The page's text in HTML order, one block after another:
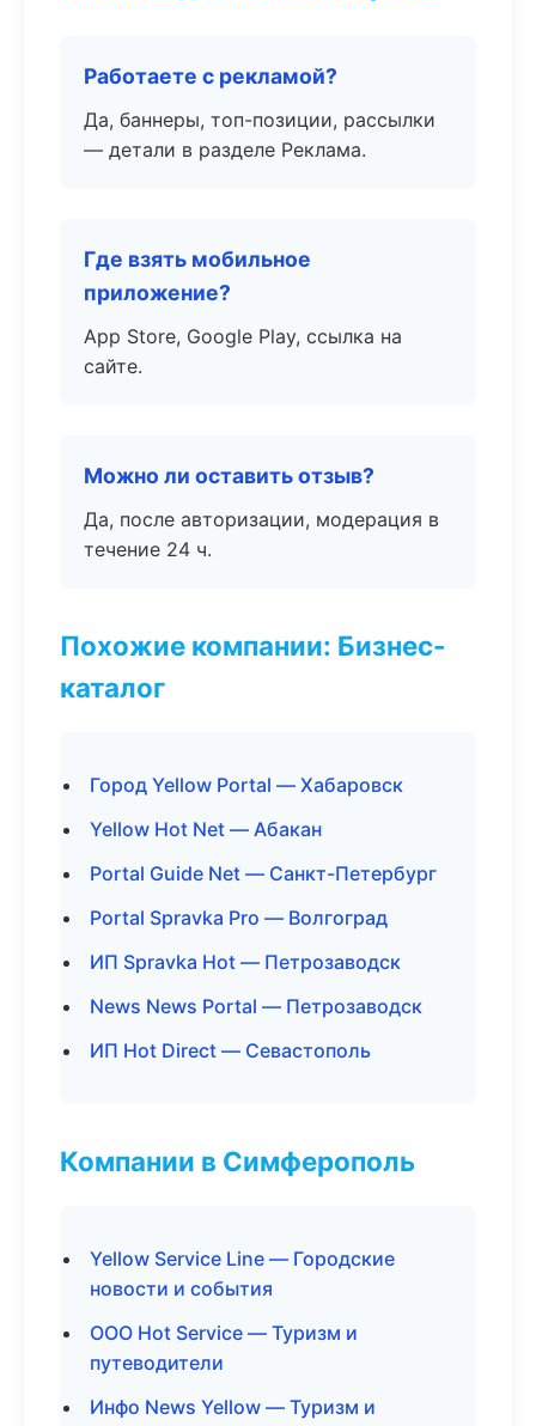
Работаете с рекламой?
Да, баннеры, топ-позиции, рассылки
— детали в разделе Реклама.
Где взять мобильное
приложение?
App Store, Google Play, ссылка на
сайте.
Можно ли оставить отзыв?
Да, после авторизации, модерация в
течение 24 ч.
Похожие компании: Бизнес-
каталог
Город Yellow Portal — Хабаровск
Yellow Hot Net — Абакан
Portal Guide Net — Санкт-Петербург
Portal Spravka Pro — Волгоград
ИП Spravka Hot — Петрозаводск
News News Portal — Петрозаводск
ИП Hot Direct — Севастополь
Компании в Симферополь
Yellow Service Line — Городские
новости и события
ООО Hot Service — Туризм и
путеводители
Инфо News Yellow — Туризм и